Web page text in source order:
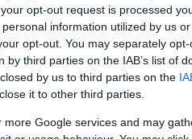
opt-out request is processed
information utilized by us
opt-out. You may separately
third parties on the IAB’s list of
by us to third parties on the
it to other third parties.
Google services and may
18-25 ετών:
αιματολογικές
σε θέματα φύλου,
του βάρους